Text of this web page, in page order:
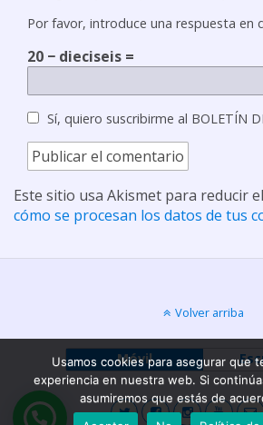
Por favor, introduce una respuesta en
20 − dieciseis =
Sí, quiero suscribirme al BOLETÍN
Este sitio usa Akismet para reducir
cómo se procesan los datos de tus
Volver arriba
Móvil
Usamos cookies para asegurar que
experiencia en nuestra web. Si
asumiremos que estás de